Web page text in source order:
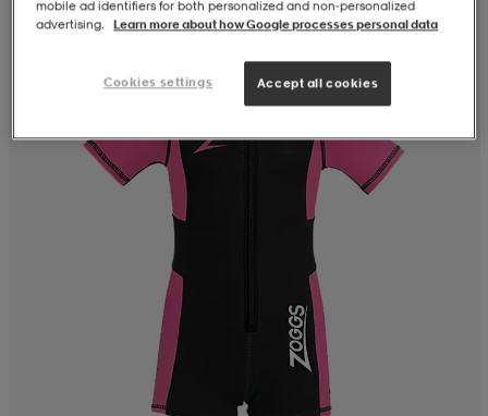
mobile ad identifiers for both personalized and non‑personalized
advertising.
Learn more about how Google processes personal data
Cookies settings Accept all cookies